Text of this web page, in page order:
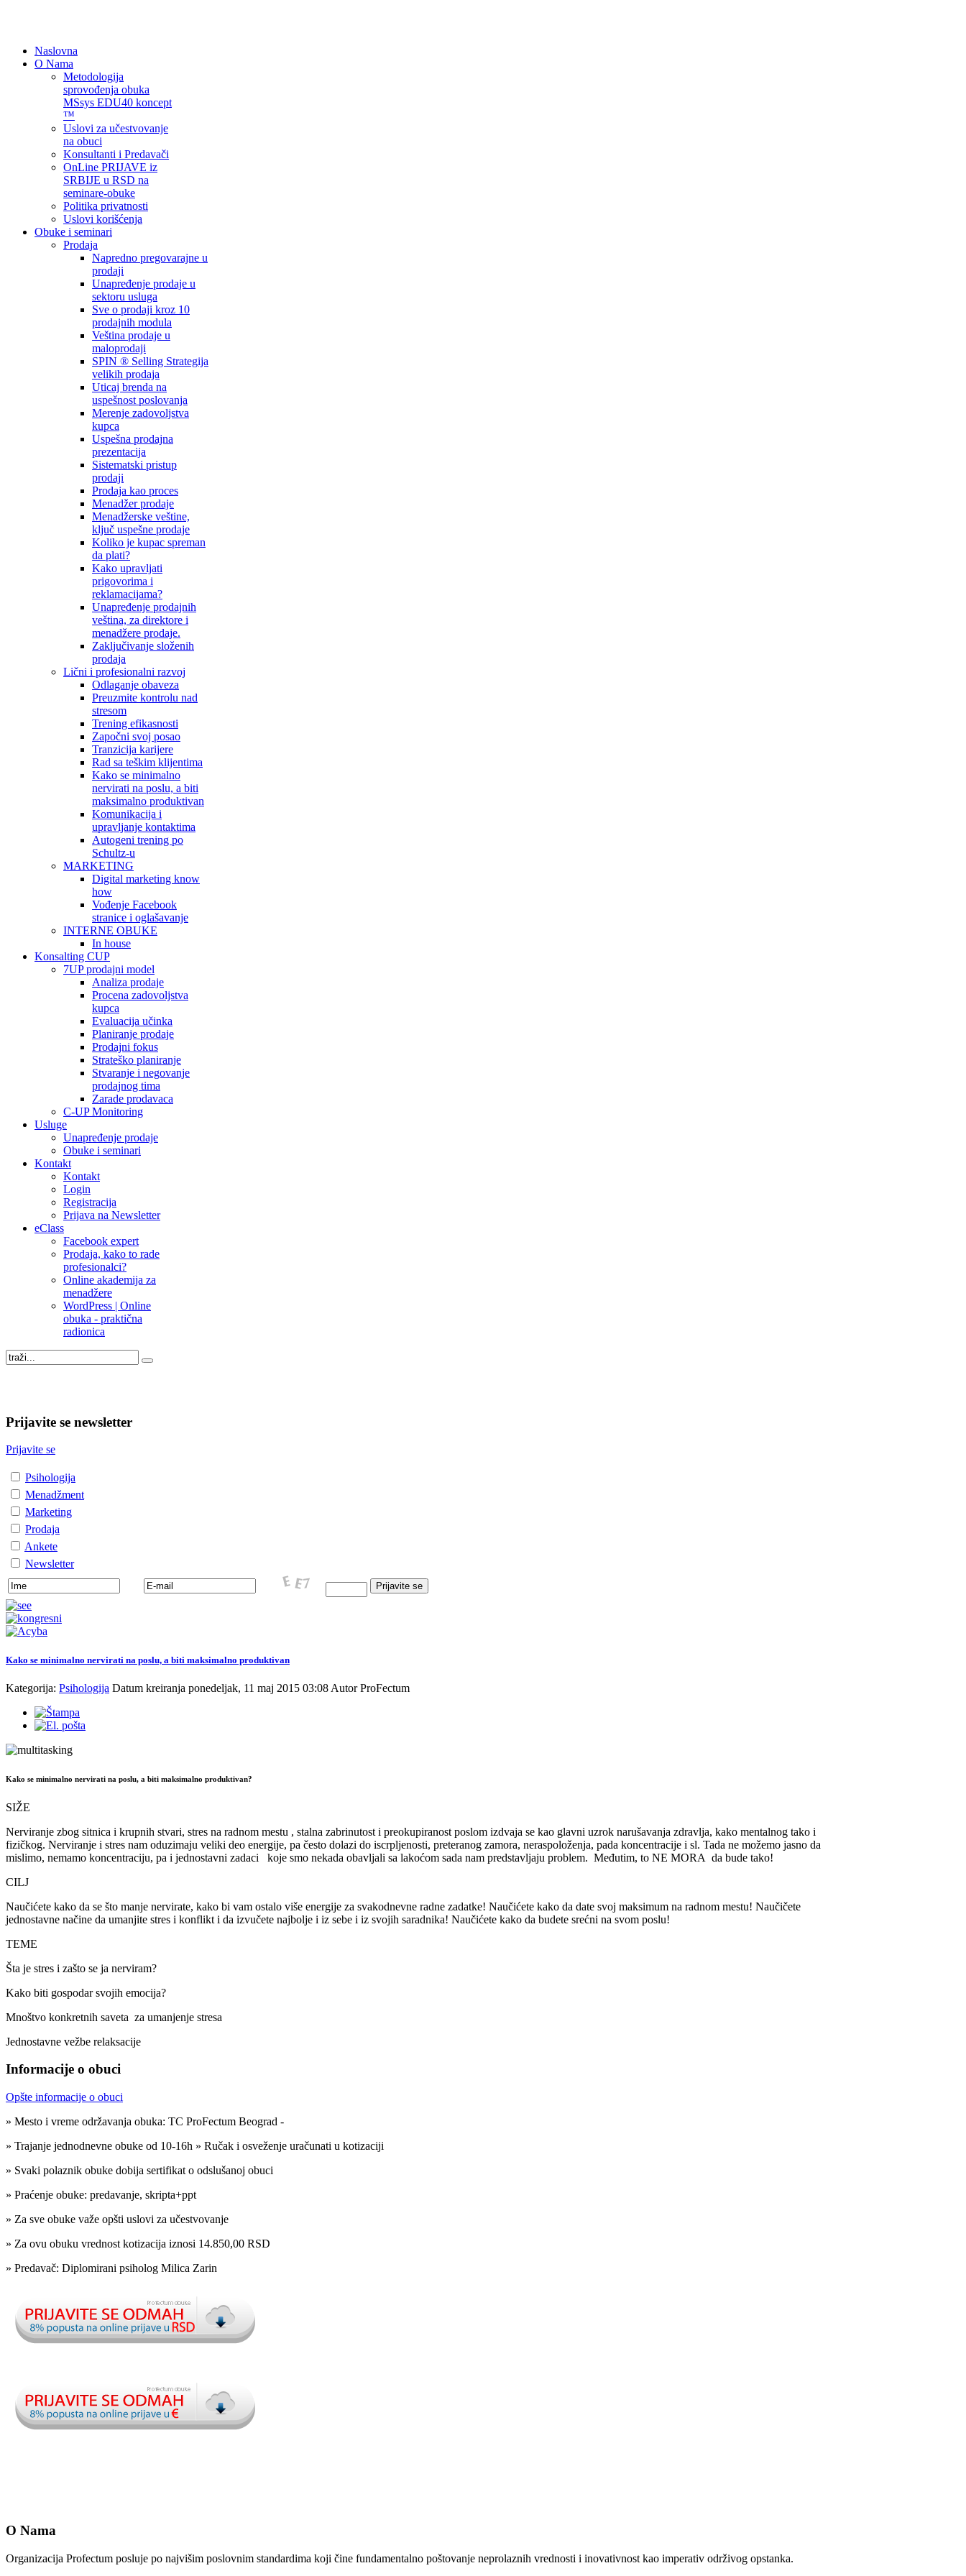
Naslovna
O Nama
Metodologija
sprovođenja obuka
MSsys EDU40 koncept
™
Uslovi za učestvovanje
na obuci
Konsultanti i Predavači
OnLine PRIJAVE iz
SRBIJE u RSD na
seminare-obuke
Politika privatnosti
Uslovi korišćenja
Obuke i seminari
Prodaja
Napredno pregovarajne u
prodaji
Unapređenje prodaje u
sektoru usluga
Sve o prodaji kroz 10
prodajnih modula
Veština prodaje u
maloprodaji
SPIN ® Selling Strategija
velikih prodaja
Uticaj brenda na
uspešnost poslovanja
Merenje zadovoljstva
kupca
Uspešna prodajna
prezentacija
Sistematski pristup
prodaji
Prodaja kao proces
Menadžer prodaje
Menadžerske veštine,
ključ uspešne prodaje
Koliko je kupac spreman
da plati?
Kako upravljati
prigovorima i
reklamacijama?
Unapređenje prodajnih
veština, za direktore i
menadžere prodaje.
Zaključivanje složenih
prodaja
Lični i profesionalni razvoj
Odlaganje obaveza
Preuzmite kontrolu nad
stresom
Trening efikasnosti
Započni svoj posao
Tranzicija karijere
Rad sa teškim klijentima
Kako se minimalno
nervirati na poslu, a biti
maksimalno produktivan
Komunikacija i
upravljanje kontaktima
Autogeni trening po
Schultz-u
MARKETING
Digital marketing know
how
Vođenje Facebook
stranice i oglašavanje
INTERNE OBUKE
In house
Konsalting CUP
7UP prodajni model
Analiza prodaje
Procena zadovoljstva
kupca
Evaluacija učinka
Planiranje prodaje
Prodajni fokus
Strateško planiranje
Stvaranje i negovanje
prodajnog tima
Zarade prodavaca
C-UP Monitoring
Usluge
Unapređenje prodaje
Obuke i seminari
Kontakt
Kontakt
Login
Registracija
Prijava na Newsletter
eClass
Facebook expert
Prodaja, kako to rade
profesionalci?
Online akademija za
menadžere
WordPress | Online
obuka - praktična
radionica
Prijavite se newsletter
Prijavite se
Psihologija
Menadžment
Marketing
Prodaja
Ankete
Newsletter
Kako se minimalno nervirati na poslu, a biti maksimalno produktivan
Kategorija: Psihologija Datum kreiranja ponedeljak, 11 maj 2015 03:08 AutorProFectum
Kako se minimalno nervirati na poslu, a biti maksimalno produktivan?
SIŽE
Nerviranje zbog sitnica i krupnih stvari, stres na radnom mestu , stalna zabrinutost i preokupiranost poslom izdvaja se kao glavni uzrok narušavanja zdravlja, kako mentalnog tako i
fizičkog. Nerviranje i stres nam oduzimaju veliki deo energije, pa često dolazi do iscrpljenosti, preteranog zamora, neraspoloženja, pada koncentracije i sl. Tada ne možemo jasno da
mislimo, nemamo koncentraciju, pa i jednostavni zadaci koje smo nekada obavljali sa lakoćom sada nam predstavljaju problem. Međutim, to NE MORA da bude tako!
CILJ
Naučićete kako da se što manje nervirate, kako bi vam ostalo više energije za svakodnevne radne zadatke! Naučićete kako da date svoj maksimum na radnom mestu! Naučičete
jednostavne načine da umanjite stres i konflikt i da izvučete najbolje i iz sebe i iz svojih saradnika! Naučićete kako da budete srećni na svom poslu!
TEME
Šta je stres i zašto se ja nerviram?
Kako biti gospodar svojih emocija?
Mnoštvo konkretnih saveta za umanjenje stresa
Jednostavne vežbe relaksacije
Informacije o obuci
Opšte informacije o obuci
» Mesto i vreme održavanja obuka: TC ProFectum Beograd -
» Trajanje jednodnevne obuke od 10-16h » Ručak i osveženje uračunati u kotizaciji
» Svaki polaznik obuke dobija sertifikat o odslušanoj obuci
» Praćenje obuke: predavanje, skripta+ppt
» Za sve obuke važe opšti uslovi za učestvovanje
» Za ovu obuku vrednost kotizacija iznosi 14.850,00 RSD
» Predavač: Diplomirani psiholog Milica Zarin
O Nama
Organizacija Profectum posluje po najvišim poslovnim standardima koji čine fundamentalno poštovanje neprolaznih vrednosti i inovativnost kao imperativ održivog opstanka.